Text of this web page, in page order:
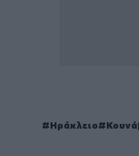
Ηράκλειο